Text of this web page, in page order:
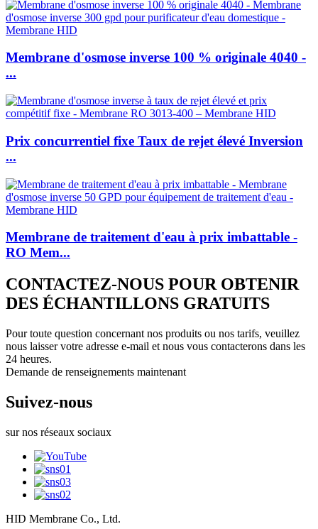
Membrane d'osmose inverse 100 % originale 4040 -
...
Prix ​​concurrentiel fixe Taux de rejet élevé Inversion
...
Membrane de traitement d'eau à prix imbattable -
RO Mem...
CONTACTEZ-NOUS POUR OBTENIR
DES ÉCHANTILLONS GRATUITS
Pour toute question concernant nos produits ou nos tarifs, veuillez
nous laisser votre adresse e-mail et nous vous contacterons dans les
24 heures.
Demande de renseignements maintenant
Suivez-nous
sur nos réseaux sociaux
HID Membrane Co., Ltd.